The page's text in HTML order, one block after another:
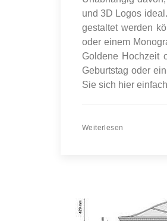
und 3D Logos
gestaltet werden
oder einem
Goldene Hochzeit
Geburtstag oder
Sie sich hier
Weiterlesen